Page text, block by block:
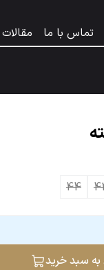
تماس با ما
مقالات
44
به سبد خرید